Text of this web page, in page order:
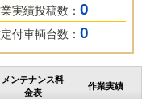
実績投稿数： 0
付車輌台数： 0
メンテナンス料
金表
作業実績